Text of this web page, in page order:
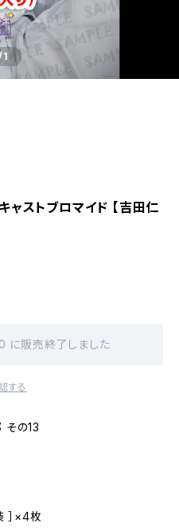
ャストブロマイド 【吉田仁
販売終了しました
する
その13
］×4枚